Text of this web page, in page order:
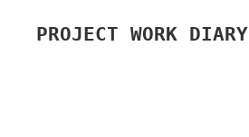
PROJECT WORK DIARY